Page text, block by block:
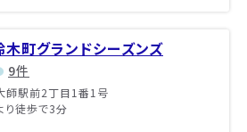
木町グランドシーズンズ
9件
師駅前2丁目1番1号
り徒歩で3分